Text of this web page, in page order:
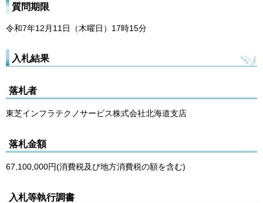
質問期限
令和7年12月11日（木曜日）17時15分
入札結果
落札者
東芝インフラテクノサービス株式会社北海道支店
落札金額
67,100,000円(消費税及び地方消費税の額を含む)
入札等執行調書